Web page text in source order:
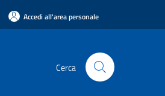
Accedi all'area personale
Cerca